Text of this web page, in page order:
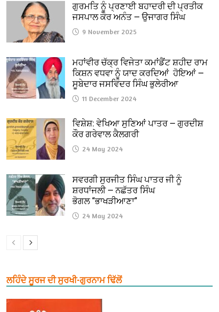
ਗੁਰਮਤਿ ਨੂੰ ਪ੍ਰਣਾਈ ਬਹਾਦਰੀ ਦੀ ਪ੍ਰਤੀਕ
ਜਸਪਾਲ ਕੌਰ ਅਨੰਤ — ਉਜਾਗਰ ਸਿੰਘ
9 November 2025
ਮਹਾਂਵੀਰ ਚੱਕ੍ਰ ਵਿਜੇਤਾ ਕਮਾਂਡੈਂਟ ਸ਼ਹੀਦ ਰਾਮ
ਕਿਸ਼ਨ ਵਧਵਾ ਨੂੰ ਯਾਦ ਕਰਦਿਆਂ ਹੋਇਆਂ —
ਸੂਬੇਦਾਰ ਜਸਵਿੰਦਰ ਸਿੰਘ ਭੁਲੇਰੀਆ
11 December 2024
ਵਿਸ਼ੇਸ਼: ਵੇਖਿਆ ਸੁਣਿਆਂ ਪਾਤਰ — ਗੁਰਦੀਸ਼
ਕੌਰ ਗਰੇਵਾਲ ਕੈਲਗਰੀ
24 May 2024
ਸਵਰਗੀ ਸੁਰਜੀਤ ਸਿੰਘ ਪਾਤਰ ਜੀ ਨੂੰ
ਸ਼ਰਧਾਂਜਲੀ — ਨਛੱਤਰ ਸਿੰਘ
ਭੋਗਲ “ਭਾਖੜੀਆਣਾ”
24 May 2024
ਲਹਿੰਦੇ ਸੂਰਜ ਦੀ ਸੁਰਖੀ-ਗੁਰਨਾਮ ਢਿੱਲੋਂ